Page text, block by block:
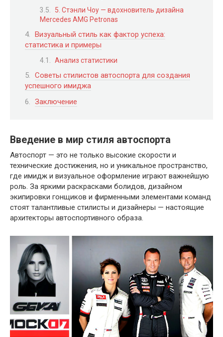
5. Стэнли Чоу — вдохновитель дизайна
Mercedes AMG Petronas
Визуальный стиль как фактор успеха:
статистика и примеры
Анализ статистики
Советы стилистов автоспорта для создания
успешного имиджа
Заключение
Введение в мир стиля автоспорта
Автоспорт — это не только высокие скорости и
технические достижения, но и уникальное пространство,
где имидж и визуальное оформление играют важнейшую
роль. За яркими раскрасками болидов, дизайном
экипировки гонщиков и фирменными элементами команд
стоят талантливые стилисты и дизайнеры — настоящие
архитекторы автоспортивного образа.